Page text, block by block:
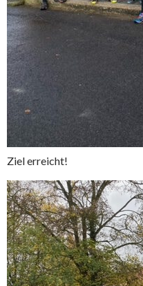
Ziel erreicht!